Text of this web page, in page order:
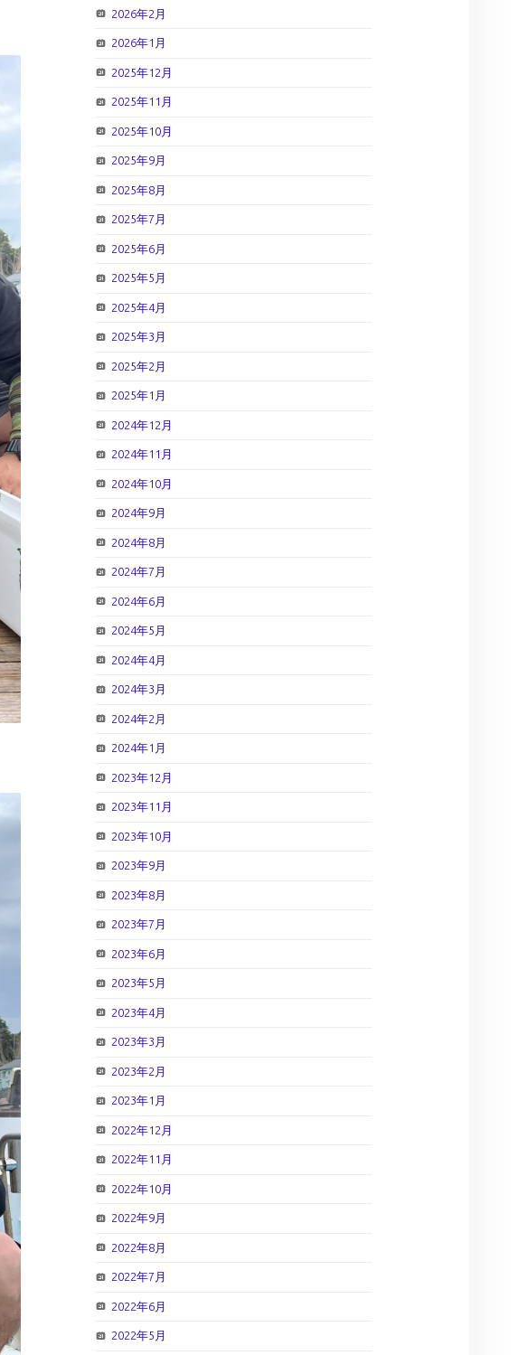
2026年2月
2026年1月
2025年12月
2025年11月
2025年10月
2025年9月
2025年8月
2025年7月
2025年6月
2025年5月
2025年4月
2025年3月
2025年2月
2025年1月
2024年12月
2024年11月
2024年10月
2024年9月
2024年8月
2024年7月
2024年6月
2024年5月
2024年4月
2024年3月
2024年2月
2024年1月
2023年12月
2023年11月
2023年10月
2023年9月
2023年8月
2023年7月
2023年6月
2023年5月
2023年4月
2023年3月
2023年2月
2023年1月
2022年12月
2022年11月
2022年10月
2022年9月
2022年8月
2022年7月
2022年6月
2022年5月